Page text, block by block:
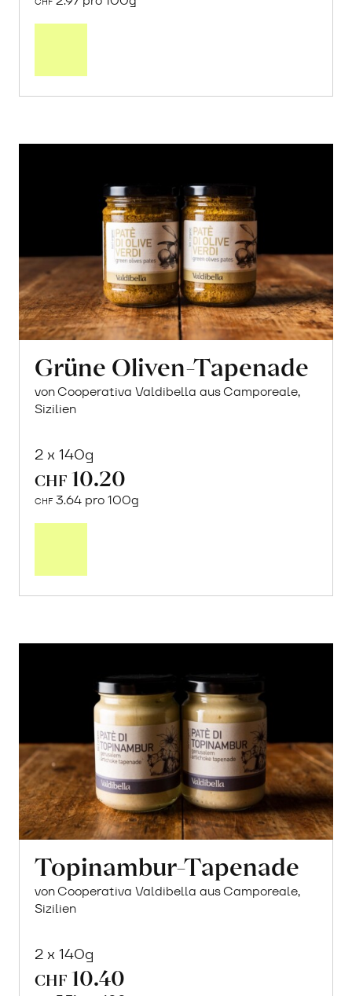
Grüne Oliven-Tapenade
von Cooperativa Valdibella aus Camporeale,
Sizilien
2 x 140g
CHF 10.20
CHF 3.64 pro 100g
Topinambur-Tapenade
von Cooperativa Valdibella aus Camporeale,
Sizilien
2 x 140g
CHF 10.40